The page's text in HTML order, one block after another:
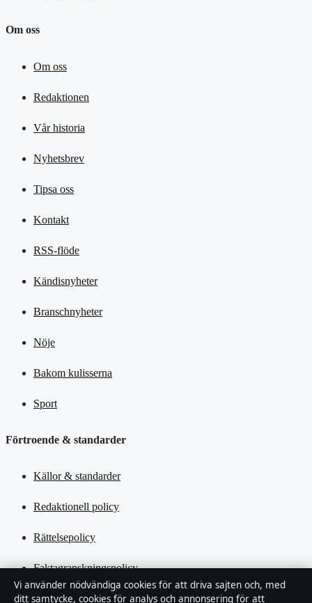
Om oss
Om oss
Redaktionen
Vår historia
Nyhetsbrev
Tipsa oss
Kontakt
RSS-flöde
Kändisnyheter
Branschnyheter
Nöje
Bakom kulisserna
Sport
Förtroende & standarder
Källor & standarder
Redaktionell policy
Rättelsepolicy
Faktagranskningspolicy
Ägande & finansiering
Vi använder nödvändiga cookies för att driva sajten och, med
ditt samtycke, cookies för analys och annonsering för att